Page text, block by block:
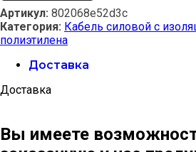
Артикул: 802068e52d3c
Категория: Кабель силовой с
полиэтилена
Доставка
Доставка
Вы имеете